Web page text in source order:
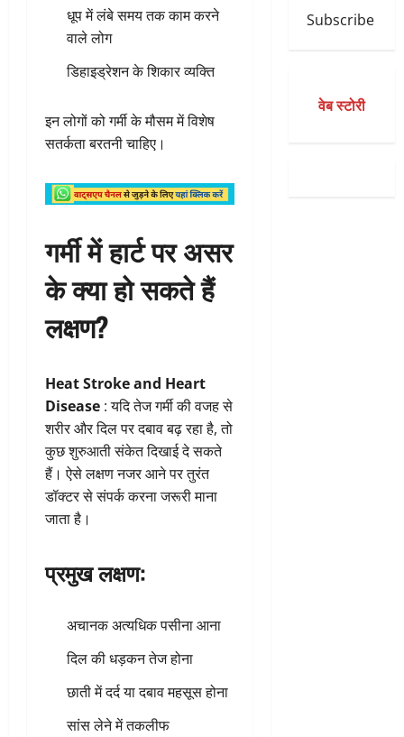
धूप में लंबे समय तक काम करने
वाले लोग
डिहाइड्रेशन के शिकार व्यक्ति
इन लोगों को गर्मी के मौसम में विशेष
सतर्कता बरतनी चाहिए।
गर्मी में हार्ट पर असर
के क्या हो सकते हैं
लक्षण?
Heat Stroke and Heart
Disease : यदि तेज गर्मी की वजह से
शरीर और दिल पर दबाव बढ़ रहा है, तो
कुछ शुरुआती संकेत दिखाई दे सकते
हैं। ऐसे लक्षण नजर आने पर तुरंत
डॉक्टर से संपर्क करना जरूरी माना
जाता है।
प्रमुख लक्षण:
अचानक अत्यधिक पसीना आना
दिल की धड़कन तेज होना
छाती में दर्द या दबाव महसूस होना
सांस लेने में तकलीफ
Subscribe
वेब स्टोरी